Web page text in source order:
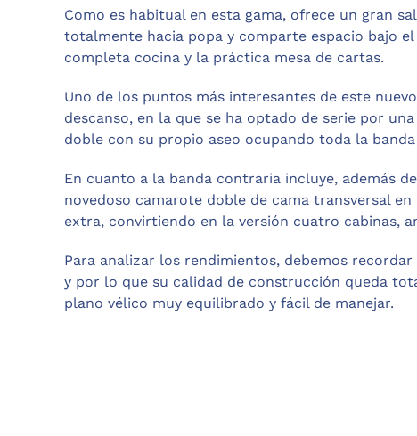
Como es habitual en esta gama, ofrece un gran
totalmente hacia popa y comparte espacio bajo
completa cocina y la práctica mesa de cartas.
Uno de los puntos más interesantes de este
descanso, en la que se ha optado de serie por
doble con su propio aseo ocupando toda la
En cuanto a la banda contraria incluye, además
novedoso camarote doble de cama transversal
extra, convirtiendo en la versión cuatro cabinas,
Para analizar los rendimientos, debemos
y por lo que su calidad de construcción queda
plano vélico muy equilibrado y fácil de manejar.